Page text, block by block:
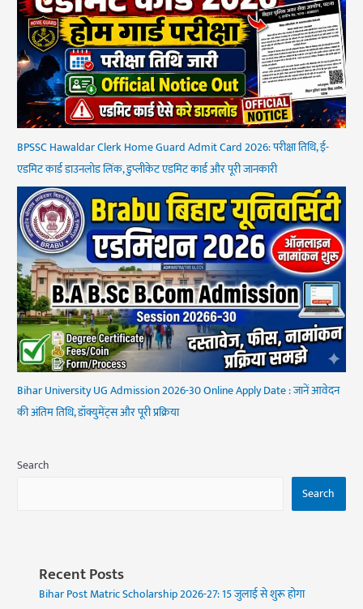
BPSSC Hawaldar Clerk Home Guard Admit Card 2026: परीक्षा तिथि, ई-
एडमिट कार्ड डाउनलोड लिंक, डुप्लीकेट एडमिट कार्ड और पूरी जानकारी
Bihar University UG Admission 2026-30 Online Apply Date : जानें आवेदन
की अंतिम तिथि, डॉक्युमेंट्स और पूरी प्रक्रिया
Search
Search
Recent Posts
Bihar Post Matric Scholarship 2026-27: 15 जुलाई से शुरू होगा